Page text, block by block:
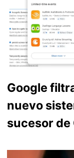
Google
nuevo
sucesor de